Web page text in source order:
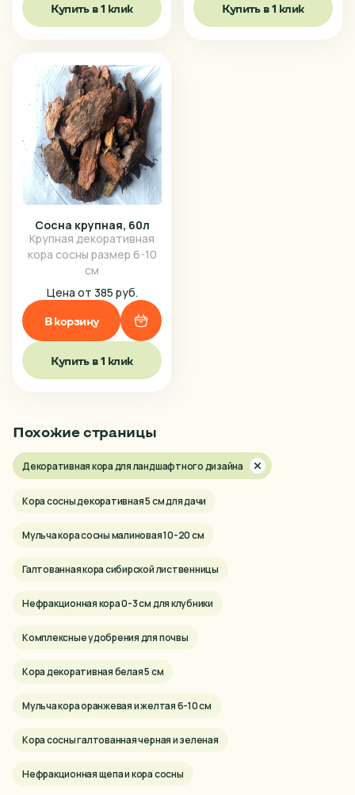
Купить в 1 клик Купить в 1 клик
Сосна крупная, 60л
Крупная декоративная
кора сосны размер 6-10
см
Цена от 385 руб.
В корзину
Купить в 1 клик
Похожие страницы
Декоративная кора для ландшафтного дизайна
Кора сосны декоративная 5 см для дачи
Мульча кора сосны малиновая 10-20 см
Галтованная кора сибирской лиственницы
Нефракционная кора 0-3 см для клубники
Комплексные удобрения для почвы
Кора декоративная белая 5 см
Мульча кора оранжевая и желтая 6-10 см
Кора сосны галтованная черная и зеленая
Нефракционная щепа и кора сосны